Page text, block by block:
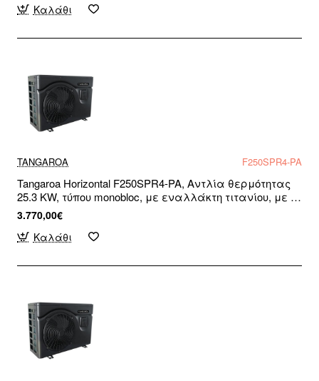
Καλάθι
TANGAROA F250SPR4-PA
Tangaroa Horizontal F250SPR4-PA, Αντλία θερμότητας
25.3 KW, τύπου monobloc, με εναλλάκτη τιτανίου, με R-
32, για πισίνες και σπα, WiFi Ready, Μονοφασική
3.770,00€
Καλάθι